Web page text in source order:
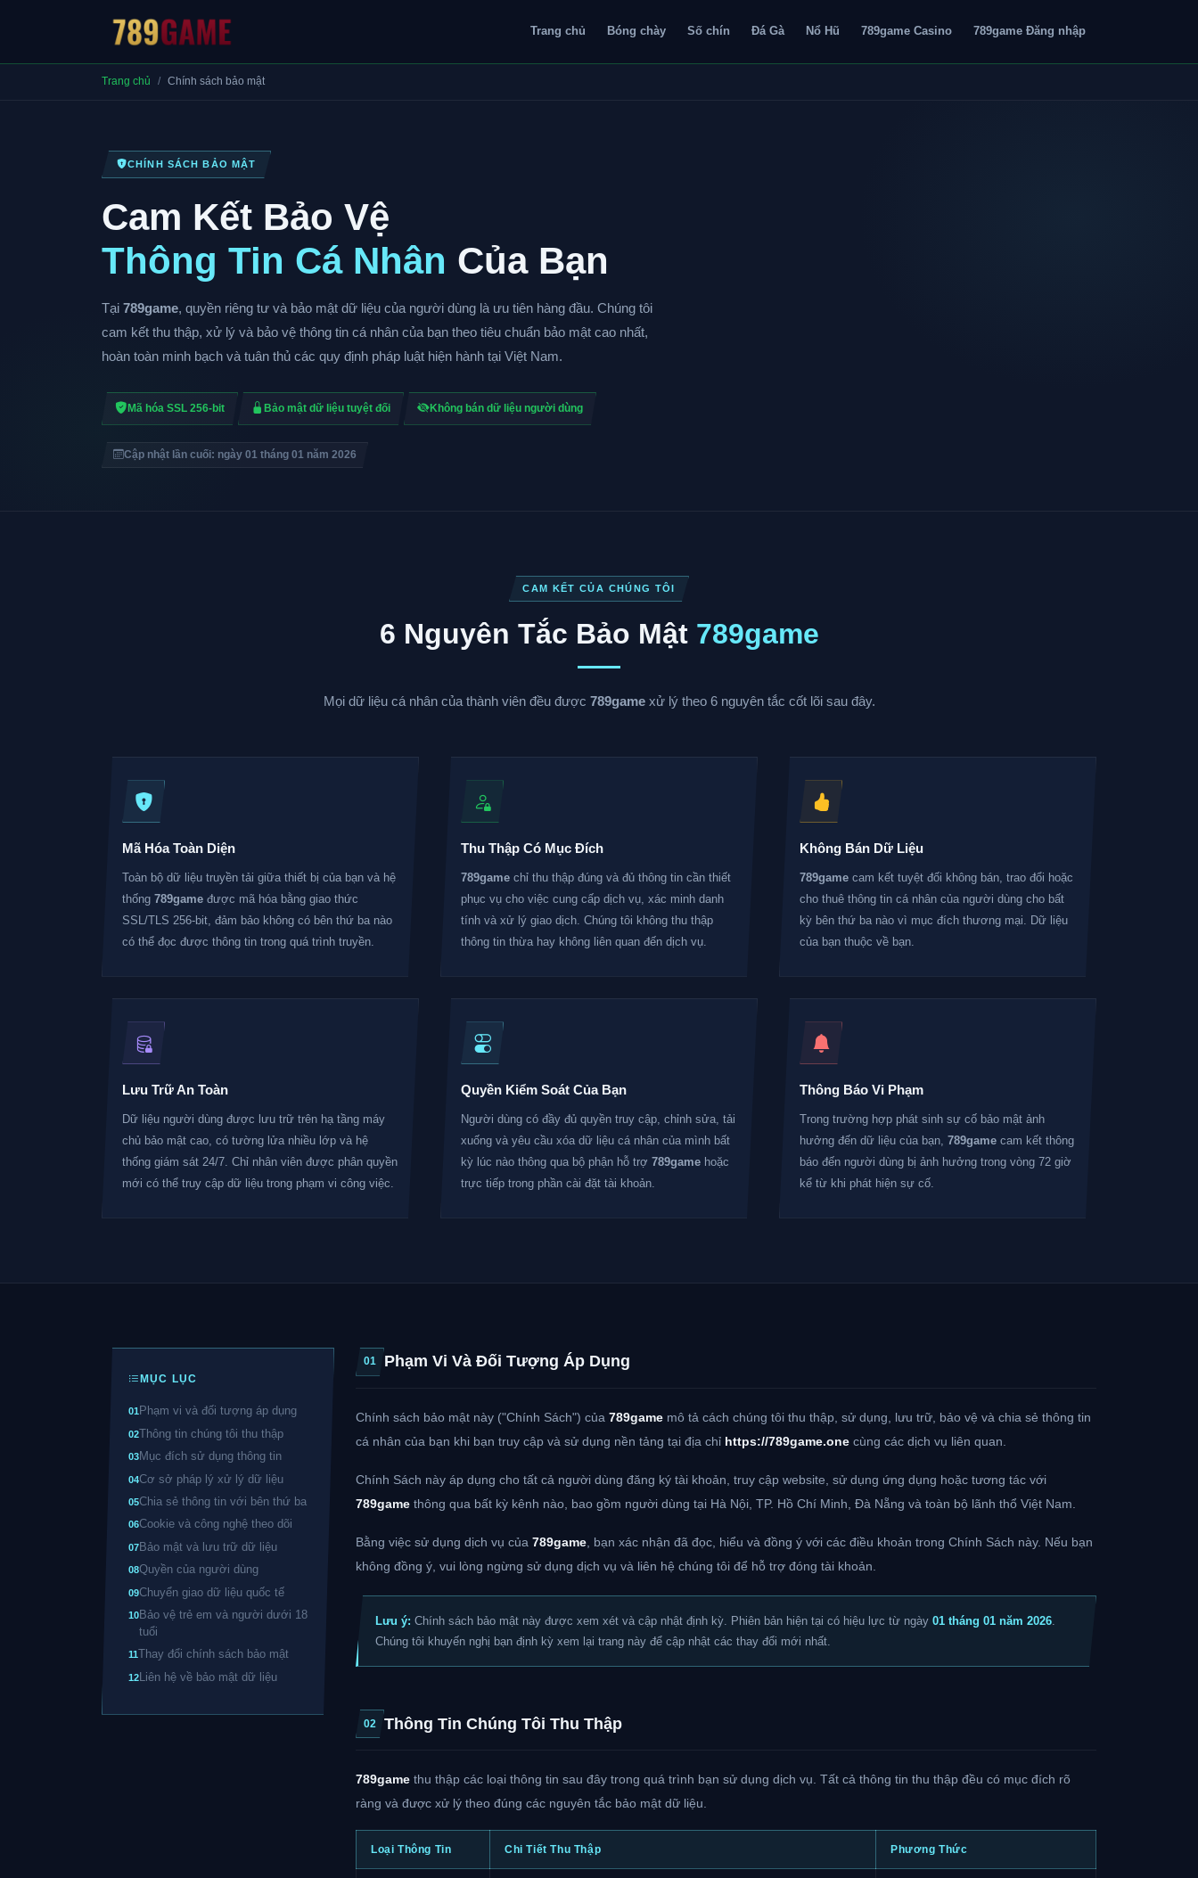
Trang chủ Bóng chày Số chín Đá Gà Nổ Hũ 789game Casino 789game Đăng nhập
Trang chủ Chính sách bảo mật
CHÍNH SÁCH BẢO MẬT
Cam Kết Bảo Vệ
Thông Tin Cá Nhân Của Bạn
Tại 789game, quyền riêng tư và bảo mật dữ liệu của người dùng là ưu tiên hàng đầu. Chúng tôi
cam kết thu thập, xử lý và bảo vệ thông tin cá nhân của bạn theo tiêu chuẩn bảo mật cao nhất,
hoàn toàn minh bạch và tuân thủ các quy định pháp luật hiện hành tại Việt Nam.
Mã hóa SSL 256-bit Bảo mật dữ liệu tuyệt đối Không bán dữ liệu người dùng
Cập nhật lần cuối: ngày 01 tháng 01 năm 2026
CAM KẾT CỦA CHÚNG TÔI
6 Nguyên Tắc Bảo Mật 789game
Mọi dữ liệu cá nhân của thành viên đều được 789gamexử lý theo 6 nguyên tắc cốt lõi sau đây.
Mã Hóa Toàn Diện
Toàn bộ dữ liệu truyền tải giữa thiết bị của bạn và hệ
thống789game được mã hóa bằng giao thức
SSL/TLS 256-bit, đảm bảo không có bên thứ ba nào
có thể đọc được thông tin trong quá trình truyền.
Thu Thập Có Mục Đích
789game chỉ thu thập đúng và đủ thông tin cần thiết
phục vụ cho việc cung cấp dịch vụ, xác minh danh
tính và xử lý giao dịch. Chúng tôi không thu thập
thông tin thừa hay không liên quan đến dịch vụ.
Không Bán Dữ Liệu
789game cam kết tuyệt đối không bán, trao đổi hoặc
cho thuê thông tin cá nhân của người dùng cho bất
kỳ bên thứ ba nào vì mục đích thương mại. Dữ liệu
của bạn thuộc về bạn.
Lưu Trữ An Toàn
Dữ liệu người dùng được lưu trữ trên hạ tầng máy
chủ bảo mật cao, có tường lửa nhiều lớp và hệ
thống giám sát 24/7. Chỉ nhân viên được phân quyền
mới có thể truy cập dữ liệu trong phạm vi công việc.
Quyền Kiểm Soát Của Bạn
Người dùng có đầy đủ quyền truy cập, chỉnh sửa, tải
xuống và yêu cầu xóa dữ liệu cá nhân của mình bất
kỳ lúc nào thông qua bộ phận hỗ trợ789game hoặc
trực tiếp trong phần cài đặt tài khoản.
Thông Báo Vi Phạm
Trong trường hợp phát sinh sự cố bảo mật ảnh
hưởng đến dữ liệu của bạn,789game cam kết thông
báo đến người dùng bị ảnh hưởng trong vòng 72 giờ
kể từ khi phát hiện sự cố.
MỤC LỤC
01Phạm vi và đối tượng áp dụng
02Thông tin chúng tôi thu thập
03Mục đích sử dụng thông tin
04Cơ sở pháp lý xử lý dữ liệu
05Chia sẻ thông tin với bên thứ ba
06Cookie và công nghệ theo dõi
07Bảo mật và lưu trữ dữ liệu
08Quyền của người dùng
09Chuyển giao dữ liệu quốc tế
10Bảo vệ trẻ em và người dưới 18
tuổi
11 Thay đổi chính sách bảo mật
12Liên hệ về bảo mật dữ liệu
01 Phạm Vi Và Đối Tượng Áp Dụng
Chính sách bảo mật này ("Chính Sách") của 789game mô tả cách chúng tôi thu thập, sử dụng, lưu trữ, bảo vệ và chia sẻ thông tin
cá nhân của bạn khi bạn truy cập và sử dụng nền tảng tại địa chỉ https://789game.one cùng các dịch vụ liên quan.
Chính Sách này áp dụng cho tất cả người dùng đăng ký tài khoản, truy cập website, sử dụng ứng dụng hoặc tương tác với
789game thông qua bất kỳ kênh nào, bao gồm người dùng tại Hà Nội, TP. Hồ Chí Minh, Đà Nẵng và toàn bộ lãnh thổ Việt Nam.
Bằng việc sử dụng dịch vụ của 789game , bạn xác nhận đã đọc, hiểu và đồng ý với các điều khoản trong Chính Sách này. Nếu bạn
không đồng ý, vui lòng ngừng sử dụng dịch vụ và liên hệ chúng tôi để hỗ trợ đóng tài khoản.
Lưu ý: Chính sách bảo mật này được xem xét và cập nhật định kỳ. Phiên bản hiện tại có hiệu lực từ ngày01 tháng 01 năm 2026.
Chúng tôi khuyến nghị bạn định kỳ xem lại trang này để cập nhật các thay đổi mới nhất.
02 Thông Tin Chúng Tôi Thu Thập
789game thu thập các loại thông tin sau đây trong quá trình bạn sử dụng dịch vụ. Tất cả thông tin thu thập đều có mục đích rõ
ràng và được xử lý theo đúng các nguyên tắc bảo mật dữ liệu.
Loại Thông Tin Chi Tiết Thu Thập Phương Thức